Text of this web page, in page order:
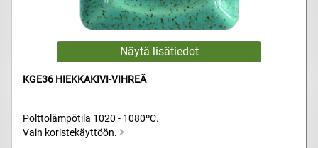
KGE36 HIEKKAKIVI-VIHREÄ
Polttolämpötila 1020 - 1080ºC.
Vain koristekäyttöön.